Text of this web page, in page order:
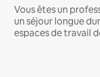
Vous êtes un
un séjour longue
espaces de travail